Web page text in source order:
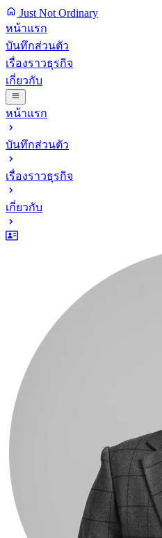
Just Not Ordinary
หน้าแรก
บันทึกส่วนตัว
เรื่องราวธุรกิจ
เกี่ยวกับ
หน้าแรก
บันทึกส่วนตัว
เรื่องราวธุรกิจ
เกี่ยวกับ